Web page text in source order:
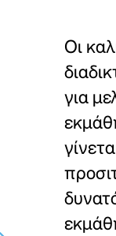
Οι
για